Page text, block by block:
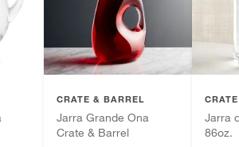
CRATE & BARREL
Jarra Grande Ona
Crate & Barrel
Jarra
86oz.